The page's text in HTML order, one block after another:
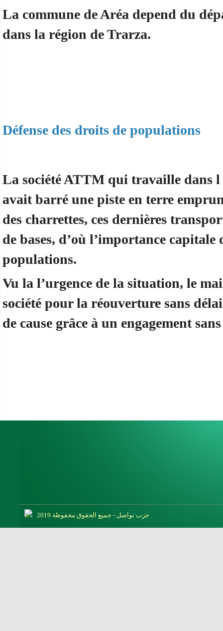
La commune de Aréa depend du
dans la région de Trarza.
Défense des droits de populations
La société ATTM qui travaille dans l
avait barré une piste en terre
des charrettes, ces dernières
de bases, d’où l’importance capitale
populations.
Vu la l’urgence de la situation, le
société pour la réouverture sans
de cause grâce à un engagement
حزب تواصل - جميع الحقوق محفوظة 2019